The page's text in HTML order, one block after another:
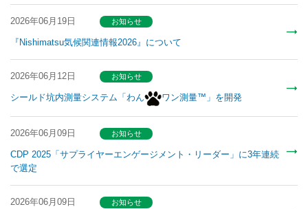
2026年06月19日 お知らせ
『Nishimatsu気候関連情報2026』について
2026年06月12日 お知らせ
シールド坑内測量システム「わん ワン測量™」を開発
2026年06月09日 お知らせ
CDP 2025「サプライヤーエンゲージメント・リーダー」に3年連続
で選定
2026年06月09日 お知らせ